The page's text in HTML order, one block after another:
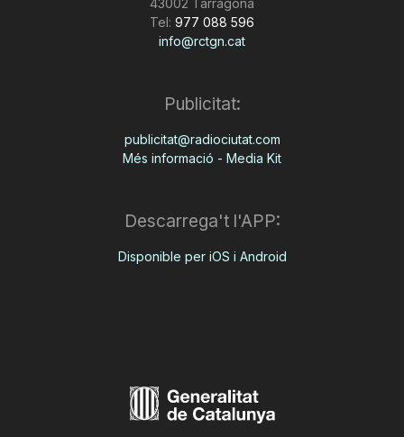
43002 Tarragona
Tel: 977 088 596
info@rctgn.cat
Publicitat:
publicitat@radiociutat.com
Més informació - Media Kit
Descarrega't l'APP:
Disponible per iOS i Android